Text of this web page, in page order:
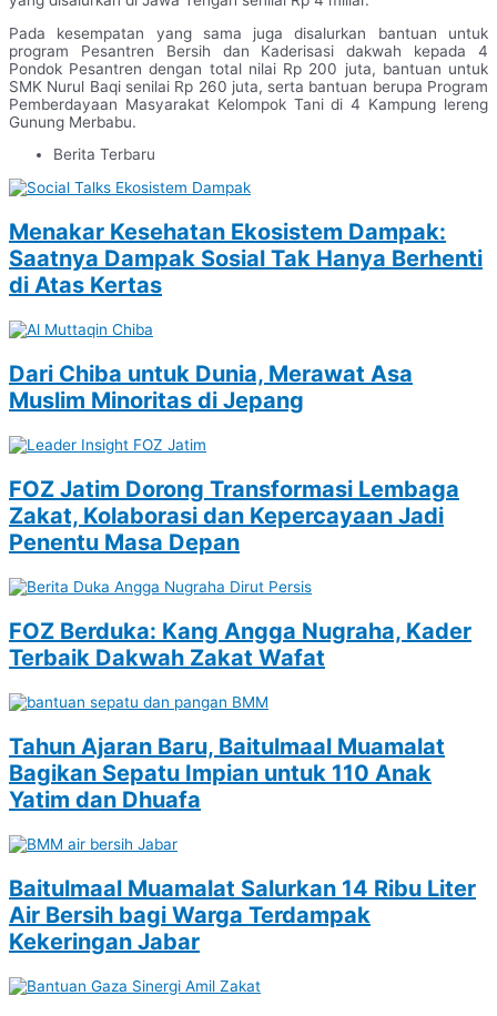
Pada kesempatan yang sama juga disalurkan bantuan untuk
program Pesantren Bersih dan Kaderisasi dakwah kepada 4
Pondok Pesantren dengan total nilai Rp 200 juta, bantuan untuk
SMK Nurul Baqi senilai Rp 260 juta, serta bantuan berupa Program
Pemberdayaan Masyarakat Kelompok Tani di 4 Kampung lereng
Gunung Merbabu.
Berita Terbaru
Menakar Kesehatan Ekosistem Dampak:
Saatnya Dampak Sosial Tak Hanya Berhenti
di Atas Kertas
Dari Chiba untuk Dunia, Merawat Asa
Muslim Minoritas di Jepang
FOZ Jatim Dorong Transformasi Lembaga
Zakat, Kolaborasi dan Kepercayaan Jadi
Penentu Masa Depan
FOZ Berduka: Kang Angga Nugraha, Kader
Terbaik Dakwah Zakat Wafat
Tahun Ajaran Baru, Baitulmaal Muamalat
Bagikan Sepatu Impian untuk 110 Anak
Yatim dan Dhuafa
Baitulmaal Muamalat Salurkan 14 Ribu Liter
Air Bersih bagi Warga Terdampak
Kekeringan Jabar